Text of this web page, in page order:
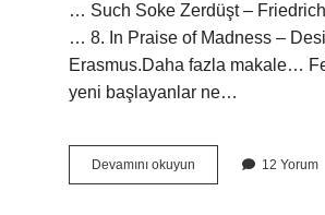
… Such Soke Zerdüşt –
… 8. In Praise of Madness –
Erasmus.Daha fazla makale…
yeni başlayanlar ne…
Devamını okuyun
Kitapları
12 Yorum